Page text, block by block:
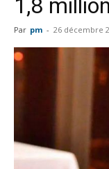
1,8
Par pm - 26 décembre